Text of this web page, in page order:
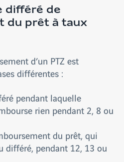
différé de
du prêt à taux
d’un PTZ est
différentes :
pendant laquelle
rien pendant 2, 8 ou
du prêt, qui
différé, pendant 12, 13 ou